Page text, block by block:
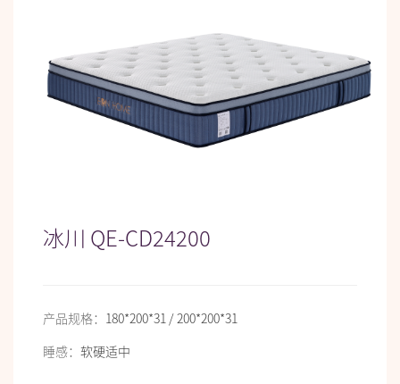
冰川 QE-CD24200
产品规格： 180*200*31 / 200*200*31
睡感：软硬适中